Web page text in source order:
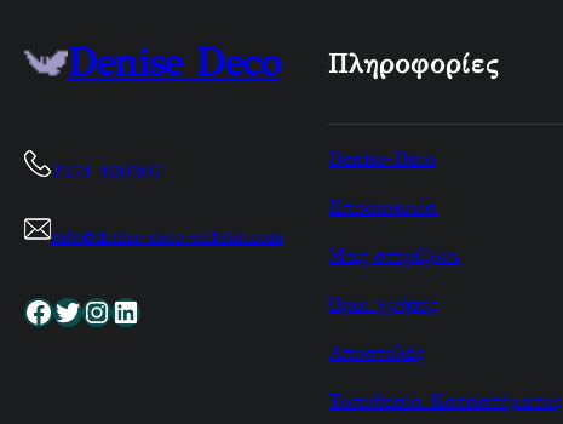
Denise Deco
2271 100307
info@denise-deco-website.com
Facebook Twitter InstagramLinkedin
Πληροφορίες
Denise-Deco
Επικοινωνία
Μας στηρίζουν
Όροι χρήσης
Αποστολές
Τοποθεσία Καταστήματος